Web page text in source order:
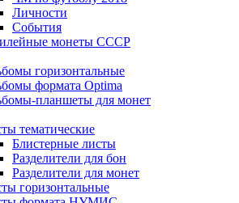
Личности
События
монеты СССР
горизонтальные
формата Optima
планшеты для монет
тематические
Блистерные листы
Разделители для бон
Разделители для монет
горизонтальные